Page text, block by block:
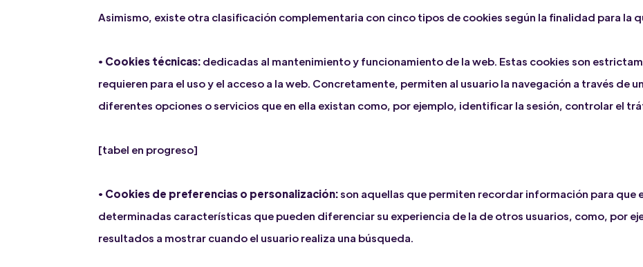
Asimismo, existe otra clasificación complementaria con cinco tipos de cookies según la finalidad para la
• Cookies técnicas: dedicadas al mantenimiento y funcionamiento de la web. Estas cookies son
requieren para el uso y el acceso a la web. Concretamente, permiten al usuario la navegación a través de
diferentes opciones o servicios que en ella existan como, por ejemplo, identificar la sesión, controlar el
[tabel en progreso]
• Cookies de preferencias o personalización:son aquellas que permiten recordar información para que
determinadas características que pueden diferenciar su experiencia de la de otros usuarios, como, por
resultados a mostrar cuando el usuario realiza una búsqueda.